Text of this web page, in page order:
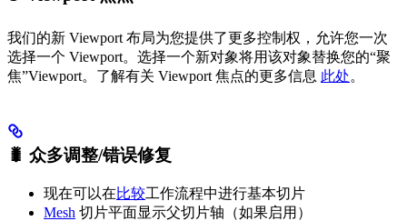
我们的新 Viewport 布局为您提供了更多控制权，允许您一次
选择一个 Viewport。选择一个新对象将用该对象替换您的“聚
焦”Viewport。了解有关 Viewport 焦点的更多信息 此处。
🐛 众多调整/错误修复
现在可以在比较工作流程中进行基本切片
Mesh 切片平面显示父切片轴（如果启用）